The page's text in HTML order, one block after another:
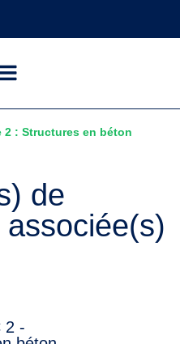
2 : Structures en béton
de
2 -